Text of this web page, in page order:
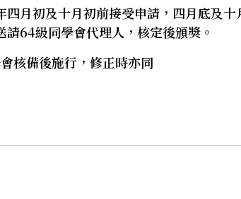
月初及十月初前接受申請，四月底及十
64級同學會代理人，核定後頒獎。
核備後施行，修正時亦同